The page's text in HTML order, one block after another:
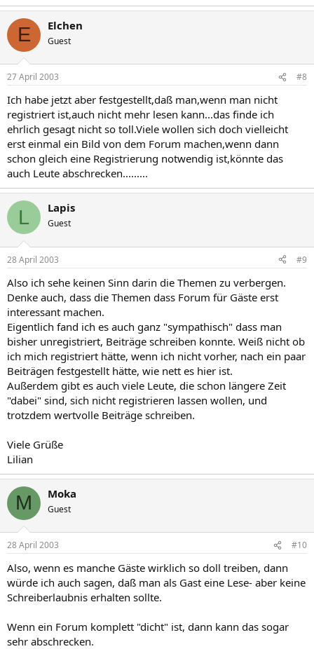
E Elchen
Guest
27 April 2003 #8
Ich habe jetzt aber festgestellt,daß man,wenn man nicht
registriert ist,auch nicht mehr lesen kann...das finde ich
ehrlich gesagt nicht so toll.Viele wollen sich doch vielleicht
erst einmal ein Bild von dem Forum machen,wenn dann
schon gleich eine Registrierung notwendig ist,könnte das
auch Leute abschrecken.........
L Lapis
Guest
28 April 2003 #9
Also ich sehe keinen Sinn darin die Themen zu verbergen.
Denke auch, dass die Themen dass Forum für Gäste erst
interessant machen.
Eigentlich fand ich es auch ganz "sympathisch" dass man
bisher unregistriert, Beiträge schreiben konnte. Weiß nicht ob
ich mich registriert hätte, wenn ich nicht vorher, nach ein paar
Beiträgen festgestellt hätte, wie nett es hier ist.
Außerdem gibt es auch viele Leute, die schon längere Zeit
"dabei" sind, sich nicht registrieren lassen wollen, und
trotzdem wertvolle Beiträge schreiben.
Viele Grüße
Lilian
M Moka
Guest
28 April 2003 #10
Also, wenn es manche Gäste wirklich so doll treiben, dann
würde ich auch sagen, daß man als Gast eine Lese- aber keine
Schreiberlaubnis erhalten sollte.
Wenn ein Forum komplett "dicht" ist, dann kann das sogar
sehr abschrecken.